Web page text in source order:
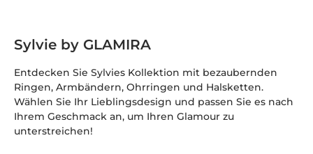
Sylvie by GLAMIRA
Entdecken Sie Sylvies Kollektion mit bezaubernden
Ringen, Armbändern, Ohrringen und Halsketten.
Wählen Sie Ihr Lieblingsdesign und passen Sie es nach
Ihrem Geschmack an, um Ihren Glamour zu
unterstreichen!